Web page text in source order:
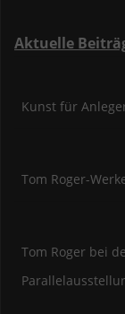
Aktuelle
Kunst für
Tom Roger-
Tom Roger bei